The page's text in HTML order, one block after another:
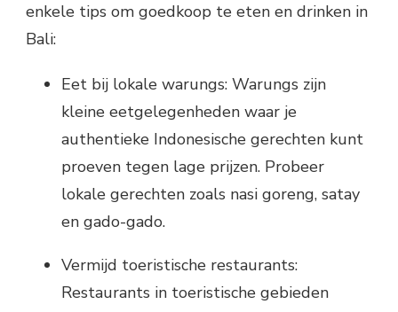
enkele tips om goedkoop te eten en drinken in
Bali:
Eet bij lokale warungs: Warungs zijn
kleine eetgelegenheden waar je
authentieke Indonesische gerechten kunt
proeven tegen lage prijzen. Probeer
lokale gerechten zoals nasi goreng, satay
en gado-gado.
Vermijd toeristische restaurants:
Restaurants in toeristische gebieden